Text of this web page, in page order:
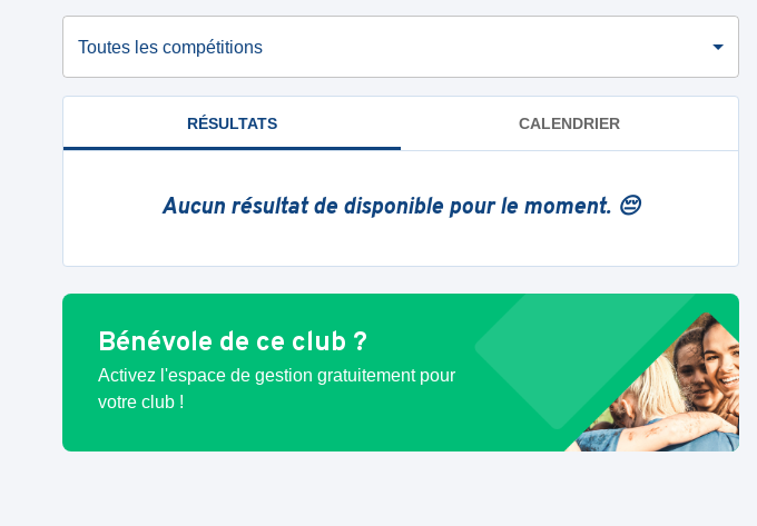
Toutes les compétitions
RÉSULTATS CALENDRIER
Aucun résultat de disponible pour le moment. 😔
Bénévole de ce club ?
Activez l'espace de gestion gratuitement pour
votre club !